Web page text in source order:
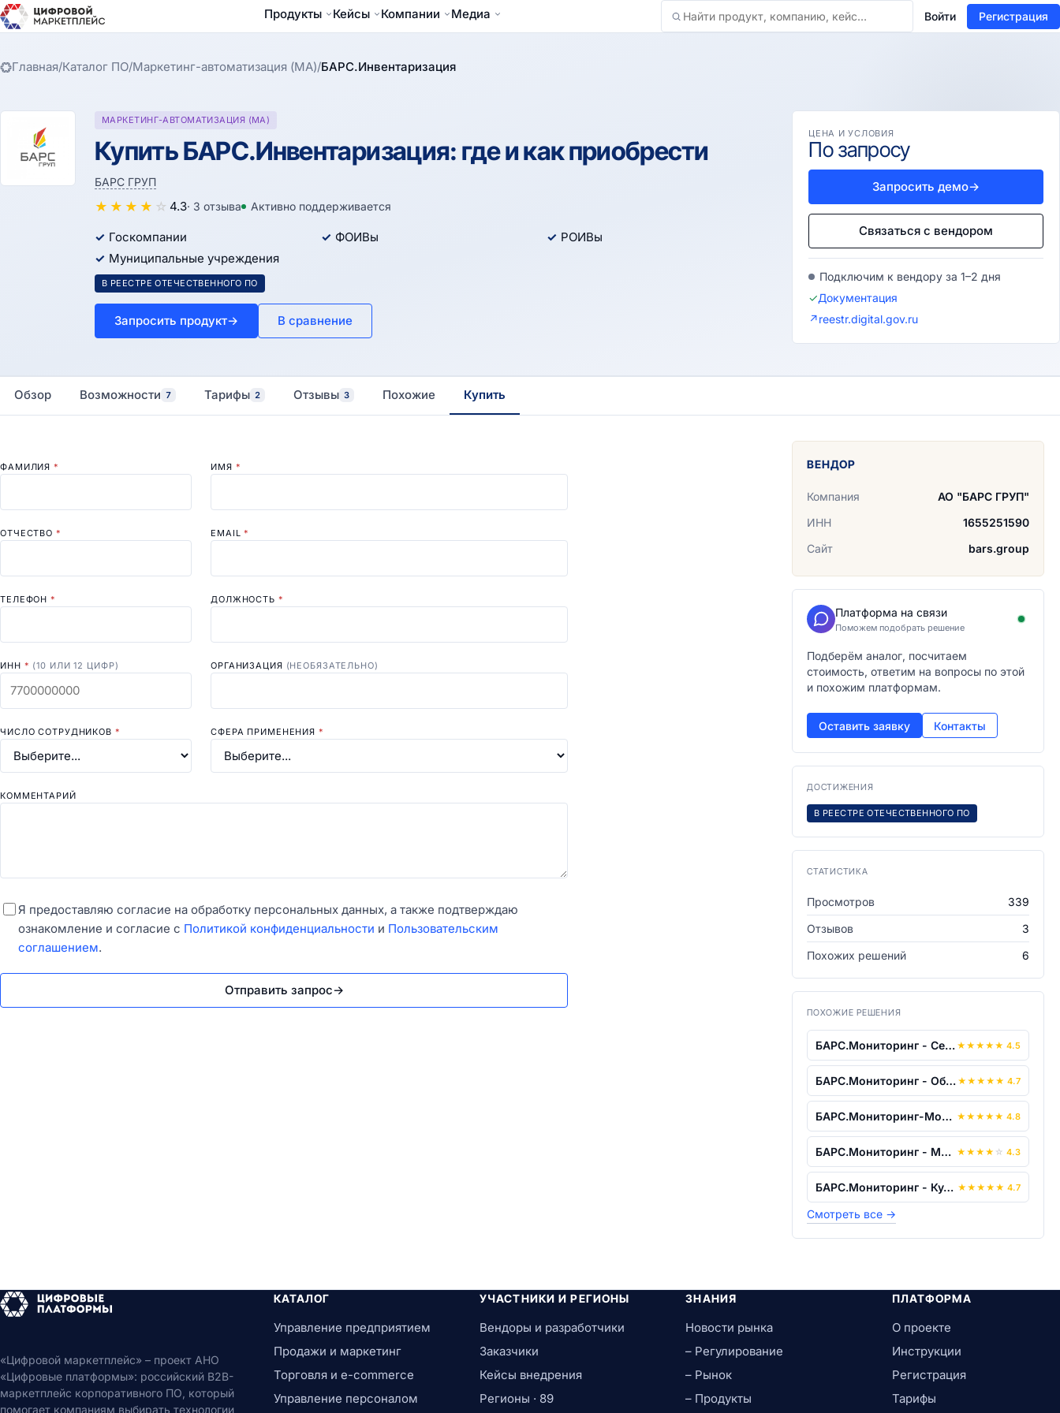
Продукты Кейсы Компании Медиа
Найти Войти Регистрация
Главная/Каталог ПО/Маркетинг-автоматизация (MA)/БАРС.Инвентаризация
МАРКЕТИНГ-АВТОМАТИЗАЦИЯ (MA)
Купить БАРС.Инвентаризация: где и как приобрести
БАРС ГРУП
★ ★ ★ ★ ☆ 4.3· 3 отзыва Активно поддерживается
Госкомпании ФОИВы
РОИВы
Муниципальные учреждения
В РЕЕСТРЕ ОТЕЧЕСТВЕННОГО ПО
Запросить продукт→ В сравнение
ЦЕНА И УСЛОВИЯ
По запросу
Запросить демо→
Связаться с вендором
Подключим к вендору за 1–2 дня
✓Документация
↗reestr.digital.gov.ru
Обзор Возможности 7 Тарифы 2 Отзывы 3 Похожие Купить
ФАМИЛИЯ* ИМЯ *
ОТЧЕСТВО * EMAIL*
ТЕЛЕФОН* ДОЛЖНОСТЬ *
ИНН * (10 ИЛИ 12 ЦИФР) ОРГАНИЗАЦИЯ (НЕОБЯЗАТЕЛЬНО)
ЧИСЛО СОТРУДНИКОВ * СФЕРА ПРИМЕНЕНИЯ *
КОММЕНТАРИЙ
Я предоставляю согласие на обработку персональных данных, а также подтверждаю
ознакомление и согласие с Политикой конфиденциальности и Пользовательским
соглашением.
Отправить запрос→
ВЕНДОР
Компания
АО "БАРС ГРУП"
ИНН
1655251590
Сайт
bars.group
Платформа на связи
Поможем подобрать решение
Подберём аналог, посчитаем
стоимость, ответим на вопросы по этой
и похожим платформам.
Оставить заявку Контакты
ДОСТИЖЕНИЯ
В РЕЕСТРЕ ОТЕЧЕСТВЕННОГО ПО
СТАТИСТИКА
Просмотров
339
Отзывов
3
Похожих решений
6
ПОХОЖИЕ РЕШЕНИЯ
БАРС.Мониторинг - Сельское хозяйство ★ ★ ★ ★ ★ 4.5
БАРС.Мониторинг - Образование ★ ★ ★ ★ ★ 4.7
БАРС.Мониторинг-Молодежная Политика, С... ★ ★ ★ ★ ★ 4.8
БАРС.Мониторинг - Медицинское Страхова... ★ ★ ★ ★ ☆ 4.3
БАРС.Мониторинг - Культура ★ ★ ★ ★ ★ 4.7
Смотреть все →
«Цифровой маркетплейс» – проект АНО
«Цифровые платформы»: российский B2B-
маркетплейс корпоративного ПО, который
помогает компаниям выбирать технологии
КАТАЛОГ
Управление предприятием
Продажи и маркетинг
Торговля и e-commerce
Управление персоналом
УЧАСТНИКИ И РЕГИОНЫ
Вендоры и разработчики
Заказчики
Кейсы внедрения
Регионы · 89
ЗНАНИЯ
Новости рынка
– Регулирование
– Рынок
– Продукты
ПЛАТФОРМА
О проекте
Инструкции
Регистрация
Тарифы